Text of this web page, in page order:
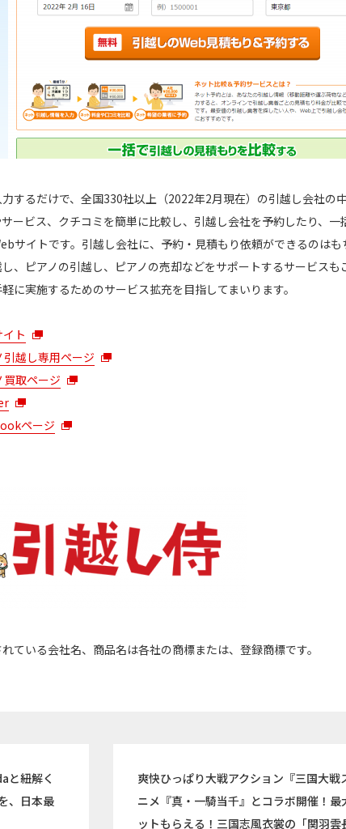
するだけで、全国330社以上（2022年2月現在）の引越し会社の
ービス、クチコミを簡単に比較し、引越し会社を予約したり、
サイトです。引越し会社に、予約・見積もり依頼ができるのは
、ピアノの引越し、ピアノの売却などをサポートするサービスも
に実施するためのサービス拡充を目指してまいります。
ト
引越し専用ページ
買取ページ
ページ
ている会社名、商品名は各社の商標または、登録商標です。
と紐解く
、日本最
爽快ひっぱり大戦アクション『三国大戦
ニメ『真・一騎当千』とコラボ開催！
ットもらえる！三国志風衣裳の「関羽雲